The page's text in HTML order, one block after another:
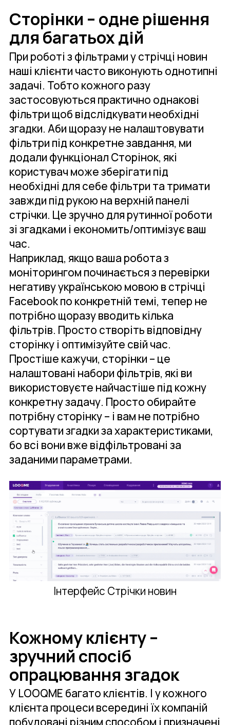
Сторінки – одне рішення
для багатьох дій
При роботі з фільтрами у стрічці новин
наші клієнти часто виконують однотипні
задачі. Тобто кожного разу
застосовуються практично однакові
фільтри щоб відслідкувати необхідні
згадки. Аби щоразу не налаштовувати
фільтри під конкретне завдання, ми
додали функціонал Сторінок, які
користувач може зберігати під
необхідні для себе фільтри та тримати
завжди під рукою на верхній панелі
стрічки. Це зручно для рутинної роботи
зі згадками і економить/оптимізує ваш
час.
Наприклад, якщо ваша робота з
моніторингом починається з перевірки
негативу українською мовою в стрічці
Facebook по конкретній темі, тепер не
потрібно щоразу вводить кілька
фільтрів. Просто створіть відповідну
сторінку і оптимізуйте свій час.
Простіше кажучи, сторінки – це
налаштовані набори фільтрів, які ви
використовуєте найчастіше під кожну
конкретну задачу. Просто обирайте
потрібну сторінку – і вам не потрібно
сортувати згадки за характеристиками,
бо всі вони вже відфільтровані за
заданими параметрами.
Інтерфейс Стрічки новин
Кожному клієнту –
зручний спосіб
опрацювання згадок
У LOOQME багато клієнтів. І у кожного
клієнта процеси всередині їх компаній
побудовані різним способом і призначені